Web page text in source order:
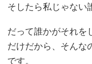
そしたら私じゃない
だって誰かがそれを
だけだから、そんな
です。